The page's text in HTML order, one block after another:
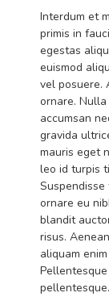
Interdum et
primis in
egestas
euismod
vel posuere.
ornare.
accumsan
gravida
mauris eget
leo id turpis
ornare eu
blandit
risus.
aliquam
pellentesque.